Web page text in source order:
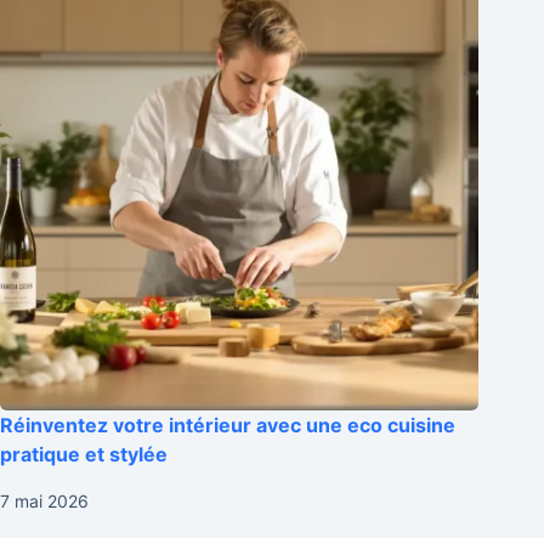
Réinventez votre intérieur avec une eco cuisine
pratique et stylée
7 mai 2026